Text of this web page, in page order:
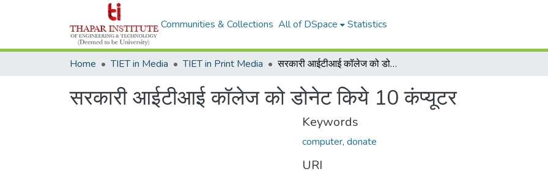
Communities & Collections All of DSpace Statistics
Home TIET in Media TIET in Print Media सरकारी आईटीआई कॉलेज को डोनेट किये 10 कंप्यूटर
सरकारी आईटीआई कॉलेज को डोनेट किये 10 कंप्यूटर
Keywords
computer, donate
URI